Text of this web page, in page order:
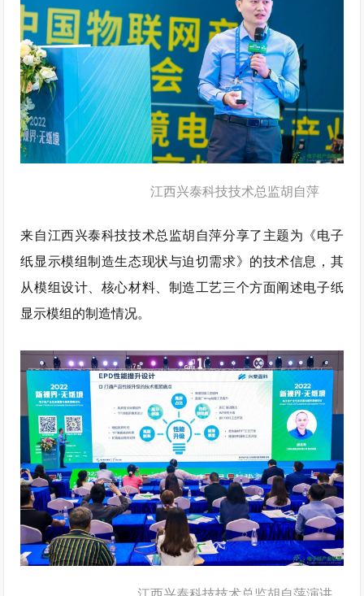
江西兴泰科技技术总监胡自萍
来自江西兴泰科技技术总监胡自萍分享了主题为《电子
纸显示模组制造生态现状与迫切需求》的技术信息，其
从模组设计、核心材料、制造工艺三个方面阐述电子纸
显示模组的制造情况。